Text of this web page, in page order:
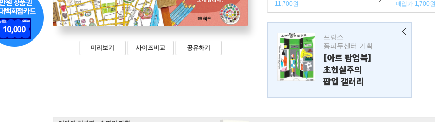
미리보기 사이즈비교 공유하기
11,700원
매입가 1,700원
프랑스
퐁피두센터 기획
[아트 팝업북]
초현실주의
팝업 갤러리